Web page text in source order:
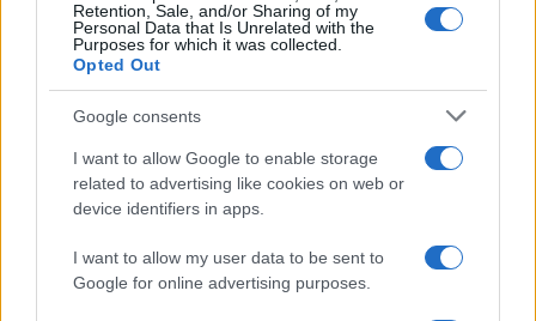
Retention, Sale, and/or Sharing of my
Personal Data that Is Unrelated with the
Purposes for which it was collected.
Opted Out
Google consents
I want to allow Google to enable storage
related to advertising like cookies on web or
device identifiers in apps.
I want to allow my user data to be sent to
Google for online advertising purposes.
Saznaj više